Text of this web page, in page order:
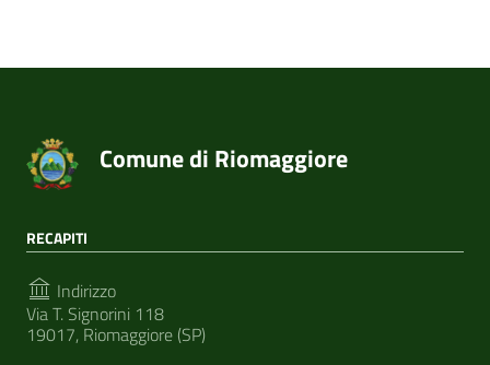
Comune di Riomaggiore
RECAPITI
Indirizzo
Via T. Signorini 118
19017, Riomaggiore (SP)